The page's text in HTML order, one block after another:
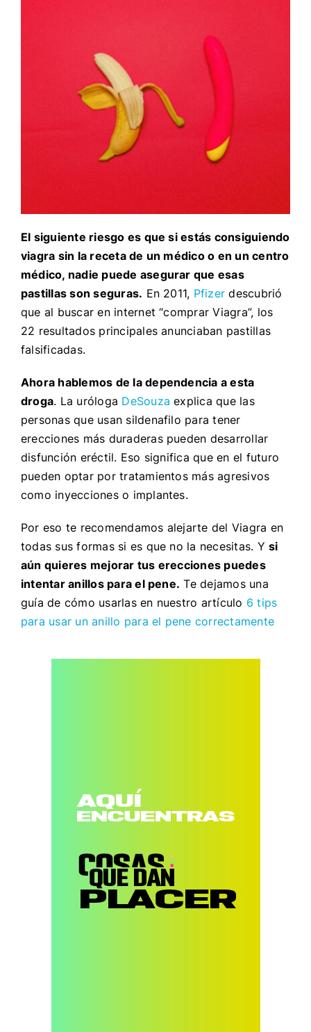
El siguiente riesgo es que si estás consiguiendo
viagra sin la receta de un médico o en un centro
médico, nadie puede asegurar que esas
pastillas son seguras. En 2011, Pfizer descubrió
que al buscar en internet “comprar Viagra”, los
22 resultados principales anunciaban pastillas
falsificadas.
Ahora hablemos de la dependencia a esta
droga. La uróloga DeSouza explica que las
personas que usan sildenafilo para tener
erecciones más duraderas pueden desarrollar
disfunción eréctil. Eso significa que en el futuro
pueden optar por tratamientos más agresivos
como inyecciones o implantes.
Por eso te recomendamos alejarte del Viagra en
todas sus formas si es que no la necesitas. Ysi
aún quieres mejorar tus erecciones puedes
intentar anillos para el pene. Te dejamos una
guía de cómo usarlas en nuestro artículo 6 tips
para usar un anillo para el pene correctamente